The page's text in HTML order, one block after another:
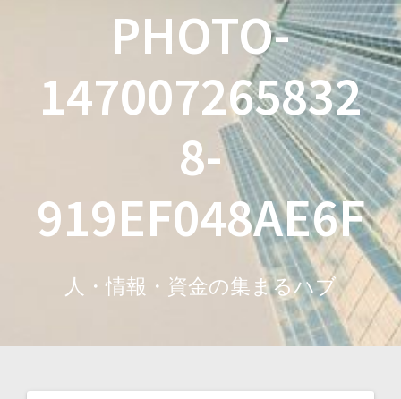
プ
PHOTO-
147007265832
8-
919EF048AE6F
人・情報・資金の集まるハブ